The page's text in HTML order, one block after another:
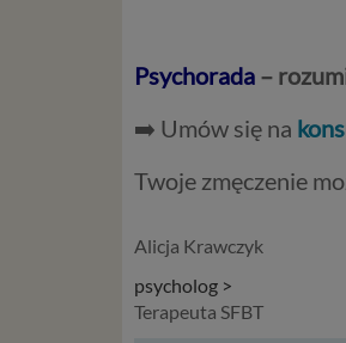
Psychorada –
➡️ Umów się na
Twoje zmęczenie
Alicja Krawczyk
psycholog >
Terapeuta SFBT